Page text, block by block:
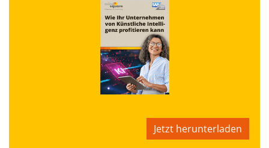
Jetzt herunterladen